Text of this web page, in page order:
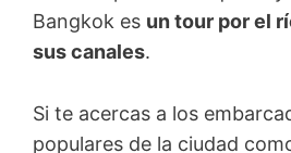
Bangkok es un tour por el
sus canales.
Si te acercas a los
populares de la ciudad